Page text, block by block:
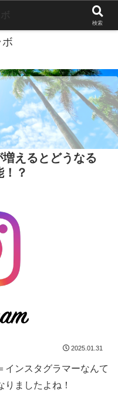
ボ
えるとどうなる
？
2025.01.31
インスタグラマーなんて
ましたよね！
検索